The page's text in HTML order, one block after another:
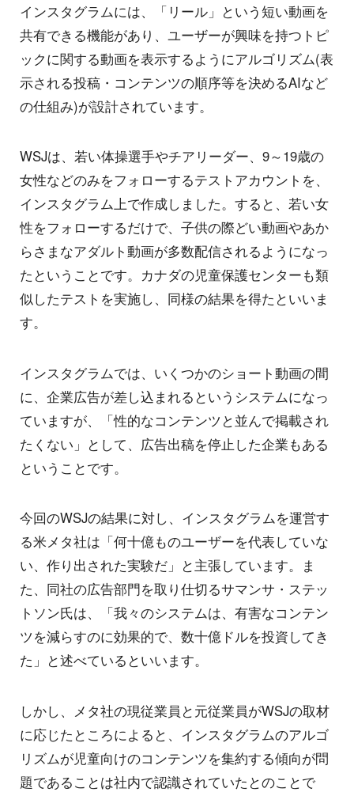
インスタグラムには、「リール」という短い動画を
共有できる機能があり、ユーザーが興味を持つトピ
ックに関する動画を表示するようにアルゴリズム(表
示される投稿・コンテンツの順序等を決めるAIなど
の仕組み)が設計されています。
WSJは、若い体操選手やチアリーダー、9～19歳の
女性などのみをフォローするテストアカウントを、
インスタグラム上で作成しました。すると、若い女
性をフォローするだけで、子供の際どい動画やあか
らさまなアダルト動画が多数配信されるようになっ
たということです。カナダの児童保護センターも類
似したテストを実施し、同様の結果を得たといいま
す。
インスタグラムでは、いくつかのショート動画の間
に、企業広告が差し込まれるというシステムになっ
ていますが、「性的なコンテンツと並んで掲載され
たくない」として、広告出稿を停止した企業もある
ということです。
今回のWSJの結果に対し、インスタグラムを運営す
る米メタ社は「何十億ものユーザーを代表していな
い、作り出された実験だ」と主張しています。ま
た、同社の広告部門を取り仕切るサマンサ・ステッ
トソン氏は、「我々のシステムは、有害なコンテン
ツを減らすのに効果的で、数十億ドルを投資してき
た」と述べているといいます。
しかし、メタ社の現従業員と元従業員がWSJの取材
に応じたところによると、インスタグラムのアルゴ
リズムが児童向けのコンテンツを集約する傾向が問
題であることは社内で認識されていたとのことで